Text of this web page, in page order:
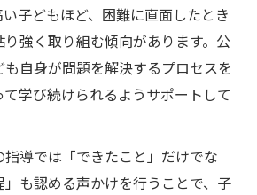
子どもほど、困難に直面したとき
強く取り組む傾向があります。公
自身が問題を解決するプロセスを
学び続けられるようサポートして
導では「できたこと」だけでな
」も認める声かけを行うことで、子